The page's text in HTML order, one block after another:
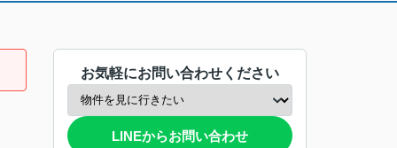
お気軽にお問い合わせください
LINEからお問い合わせ